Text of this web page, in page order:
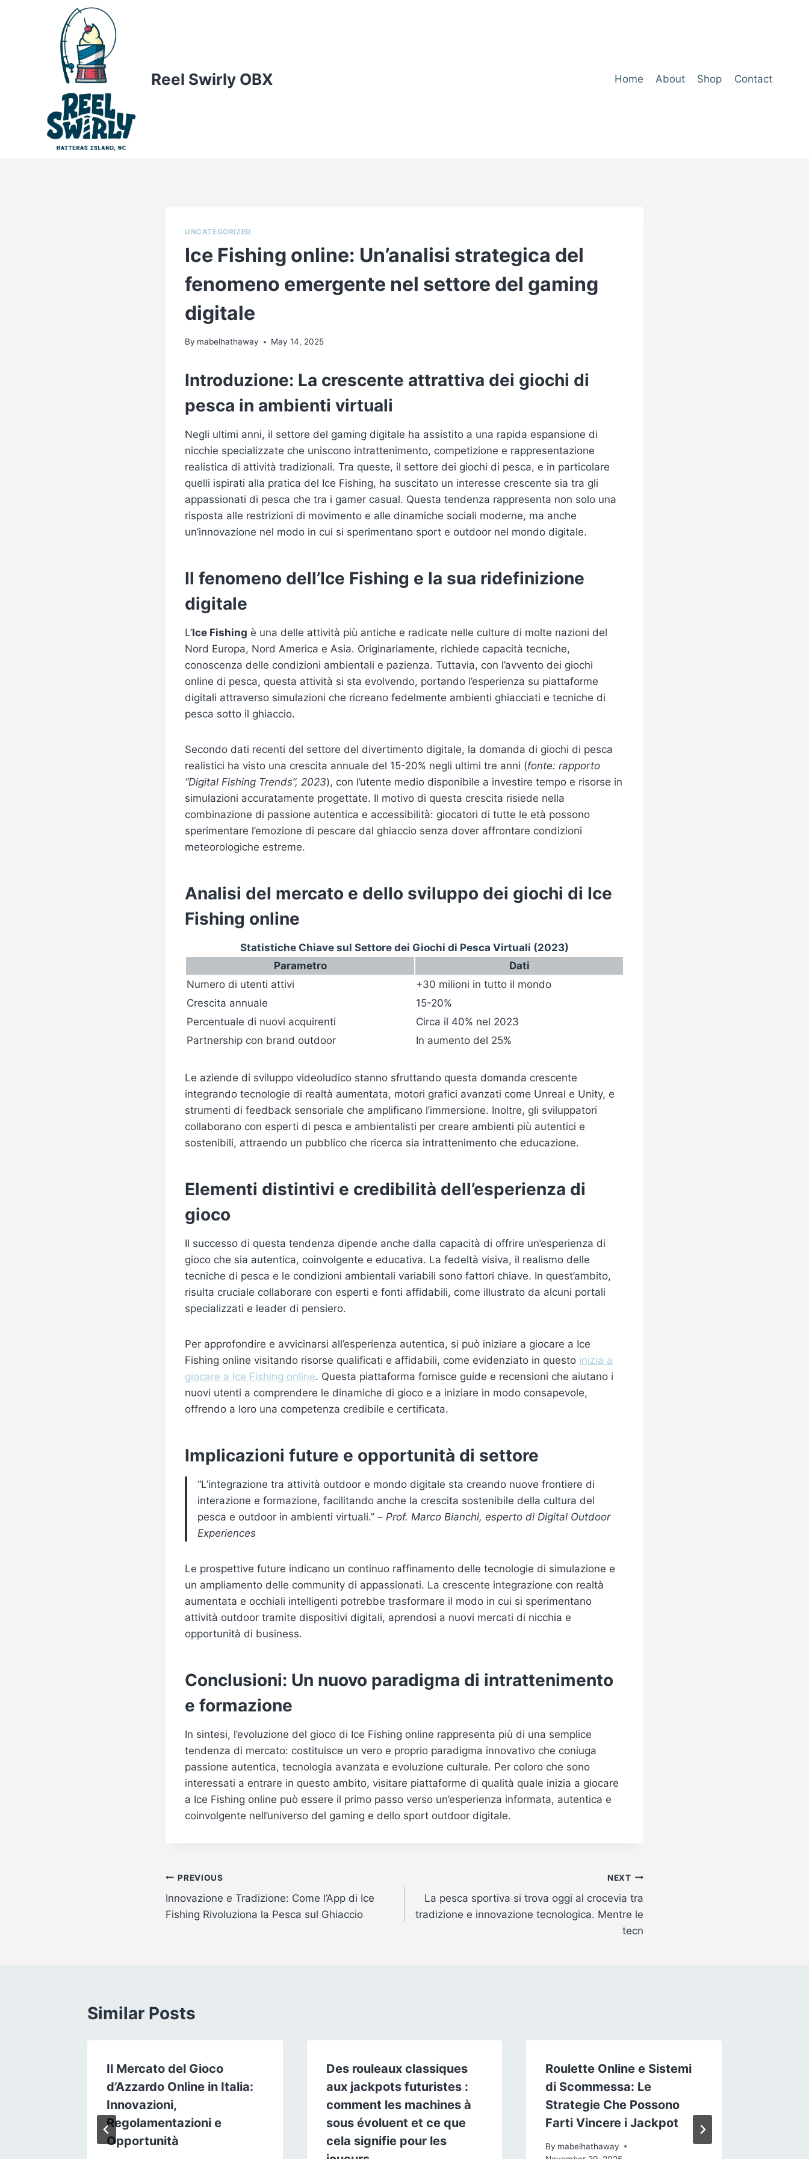
Reel Swirly OBX Home About Shop Contact
UNCATEGORIZED
Ice Fishing online: Un’analisi strategica del
fenomeno emergente nel settore del gaming
digitale
By mabelhathaway May 14, 2025
Introduzione: La crescente attrattiva dei giochi di
pesca in ambienti virtuali
Negli ultimi anni, il settore del gaming digitale ha assistito a una rapida espansione di
nicchie specializzate che uniscono intrattenimento, competizione e rappresentazione
realistica di attività tradizionali. Tra queste, il settore dei giochi di pesca, e in particolare
quelli ispirati alla pratica del Ice Fishing, ha suscitato un interesse crescente sia tra gli
appassionati di pesca che tra i gamer casual. Questa tendenza rappresenta non solo una
risposta alle restrizioni di movimento e alle dinamiche sociali moderne, ma anche
un’innovazione nel modo in cui si sperimentano sport e outdoor nel mondo digitale.
Il fenomeno dell’Ice Fishing e la sua ridefinizione
digitale
L’Ice Fishing è una delle attività più antiche e radicate nelle culture di molte nazioni del
Nord Europa, Nord America e Asia. Originariamente, richiede capacità tecniche,
conoscenza delle condizioni ambientali e pazienza. Tuttavia, con l’avvento dei giochi
online di pesca, questa attività si sta evolvendo, portando l’esperienza su piattaforme
digitali attraverso simulazioni che ricreano fedelmente ambienti ghiacciati e tecniche di
pesca sotto il ghiaccio.
Secondo dati recenti del settore del divertimento digitale, la domanda di giochi di pesca
realistici ha visto una crescita annuale del 15-20% negli ultimi tre anni (fonte: rapporto
“Digital Fishing Trends”, 2023), con l’utente medio disponibile a investire tempo e risorse in
simulazioni accuratamente progettate. Il motivo di questa crescita risiede nella
combinazione di passione autentica e accessibilità: giocatori di tutte le età possono
sperimentare l’emozione di pescare dal ghiaccio senza dover affrontare condizioni
meteorologiche estreme.
Analisi del mercato e dello sviluppo dei giochi di Ice
Fishing online
Statistiche Chiave sul Settore dei Giochi di Pesca Virtuali (2023)
Parametro
Dati
Numero di utenti attivi
+30 milioni in tutto il mondo
Crescita annuale
15-20%
Percentuale di nuovi acquirenti
Circa il 40% nel 2023
Partnership con brand outdoor
In aumento del 25%
Le aziende di sviluppo videoludico stanno sfruttando questa domanda crescente
integrando tecnologie di realtà aumentata, motori grafici avanzati come Unreal e Unity, e
strumenti di feedback sensoriale che amplificano l’immersione. Inoltre, gli sviluppatori
collaborano con esperti di pesca e ambientalisti per creare ambienti più autentici e
sostenibili, attraendo un pubblico che ricerca sia intrattenimento che educazione.
Elementi distintivi e credibilità dell’esperienza di
gioco
Il successo di questa tendenza dipende anche dalla capacità di offrire un’esperienza di
gioco che sia autentica, coinvolgente e educativa. La fedeltà visiva, il realismo delle
tecniche di pesca e le condizioni ambientali variabili sono fattori chiave. In quest’ambito,
risulta cruciale collaborare con esperti e fonti affidabili, come illustrato da alcuni portali
specializzati e leader di pensiero.
Per approfondire e avvicinarsi all’esperienza autentica, si può iniziare a giocare a Ice
Fishing online visitando risorse qualificati e affidabili, come evidenziato in questo inizia a
giocare a Ice Fishing online. Questa piattaforma fornisce guide e recensioni che aiutano i
nuovi utenti a comprendere le dinamiche di gioco e a iniziare in modo consapevole,
offrendo a loro una competenza credibile e certificata.
Implicazioni future e opportunità di settore
“L’integrazione tra attività outdoor e mondo digitale sta creando nuove frontiere di
interazione e formazione, facilitando anche la crescita sostenibile della cultura del
pesca e outdoor in ambienti virtuali.” – Prof. Marco Bianchi, esperto di Digital Outdoor
Experiences
Le prospettive future indicano un continuo raffinamento delle tecnologie di simulazione e
un ampliamento delle community di appassionati. La crescente integrazione con realtà
aumentata e occhiali intelligenti potrebbe trasformare il modo in cui si sperimentano
attività outdoor tramite dispositivi digitali, aprendosi a nuovi mercati di nicchia e
opportunità di business.
Conclusioni: Un nuovo paradigma di intrattenimento
e formazione
In sintesi, l’evoluzione del gioco di Ice Fishing online rappresenta più di una semplice
tendenza di mercato: costituisce un vero e proprio paradigma innovativo che coniuga
passione autentica, tecnologia avanzata e evoluzione culturale. Per coloro che sono
interessati a entrare in questo ambito, visitare piattaforme di qualità quale inizia a giocare
a Ice Fishing online può essere il primo passo verso un’esperienza informata, autentica e
coinvolgente nell’universo del gaming e dello sport outdoor digitale.
Post
navigation
PREVIOUS
Innovazione e Tradizione: Come l’App di Ice
Fishing Rivoluziona la Pesca sul Ghiaccio
NEXT
La pesca sportiva si trova oggi al crocevia tra
tradizione e innovazione tecnologica. Mentre le
tecn
Similar Posts
Il Mercato del Gioco
d’Azzardo Online in Italia:
Innovazioni,
Regolamentazioni e
Opportunità
Des rouleaux classiques
aux jackpots futuristes :
comment les machines à
sous évoluent et ce que
cela signifie pour les
Roulette Online e Sistemi
di Scommessa: Le
Strategie Che Possono
Farti Vincere i Jackpot
By mabelhathaway